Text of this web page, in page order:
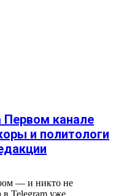
Первом канале
и политологи
— и никто не
Telegram уже